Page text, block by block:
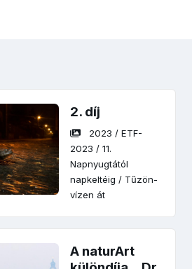
2. díj
2023 / ETF-
2023 / 11.
Napnyugtától
napkeltéig / Tűzön-
vízen át
A naturArt